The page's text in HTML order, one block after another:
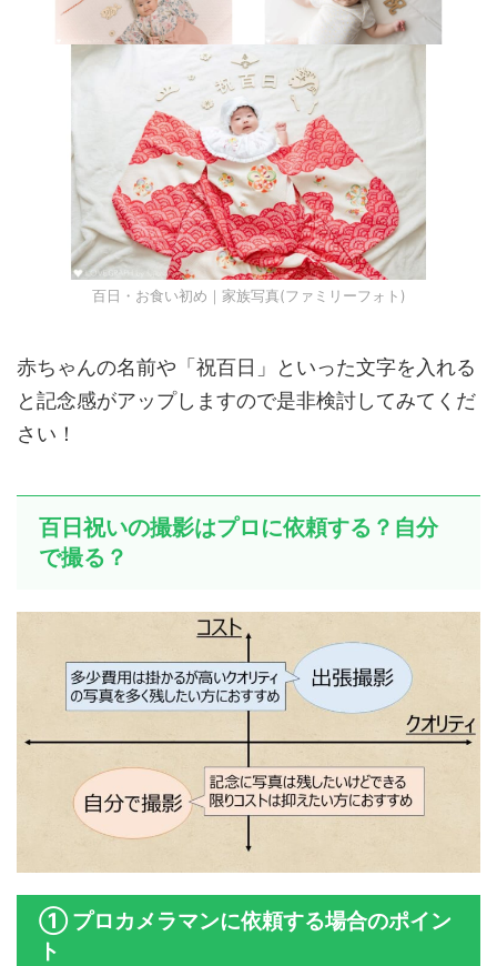
百日・お食い初め｜家族写真(ファミリーフォト)
赤ちゃんの名前や「祝百日」といった文字を入れる
と記念感がアップしますので是非検討してみてくだ
さい！
百日祝いの撮影はプロに依頼する？自分
で撮る？
① プロカメラマンに依頼する場合のポイン
ト